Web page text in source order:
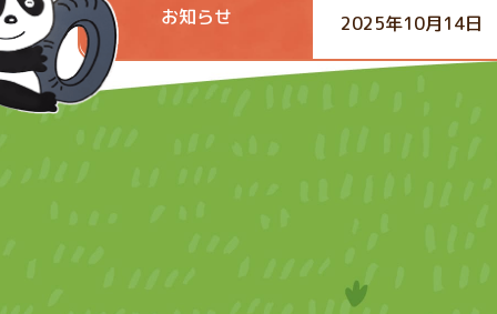
お知らせ
2025年10月14日